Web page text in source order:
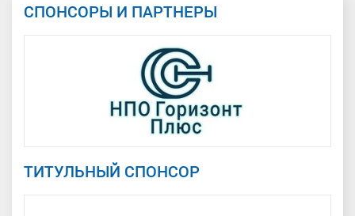
СПОНСОРЫ И ПАРТНЕРЫ
ТИТУЛЬНЫЙ СПОНСОР